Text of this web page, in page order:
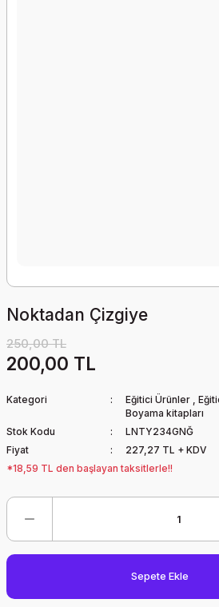
Noktadan Çizgiye
250,00 TL
200,00 TL
Kategori Eğitici Ürünler ,
Boyama kitapları
Stok Kodu
LNTY234GNĞ
Fiyat
227,27 TL + KDV
*18,59 TL den başlayan taksitlerle!!
Sepete Ekle